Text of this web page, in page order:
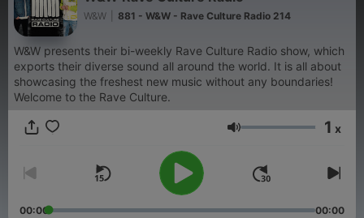
W&W 881 - W&W - Rave Culture Radio 214
W&W presents their bi-weekly Rave Culture Radio show, which
exports their diverse sound all around the world. It is all about
showcasing the freshest new music without any boundaries!
Welcome to the Rave Culture.
Volumen 1 x
00:00 00:00